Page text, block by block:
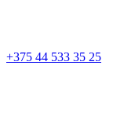
+375 44 533 35 25